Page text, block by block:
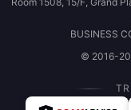
BUSINESS
© 2016-